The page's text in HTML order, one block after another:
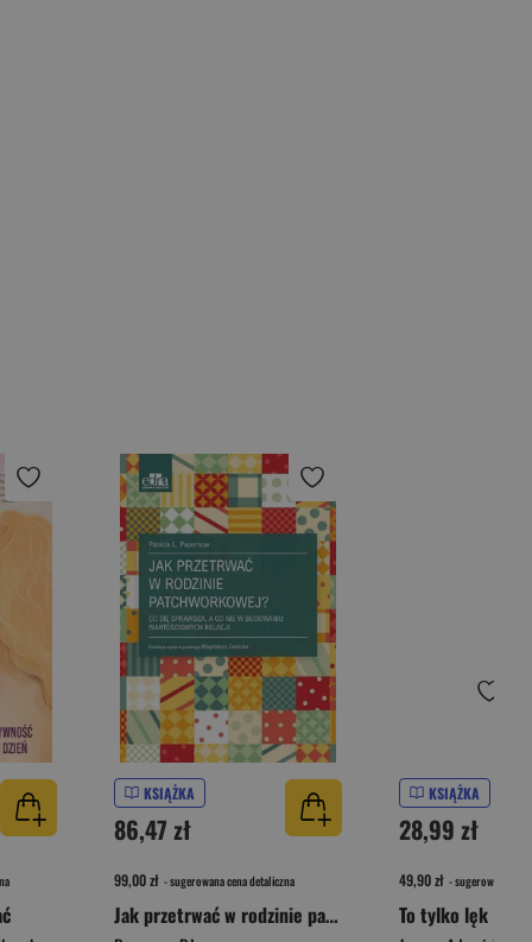
KSIĄŻKA
86,47 zł
99,00 zł - sugerowana cena detaliczna
Jak przetrwać w rodzinie patchworkowej?
KSIĄŻKA
28,99 zł
49,90 zł - sugerowana
To tylko lęk